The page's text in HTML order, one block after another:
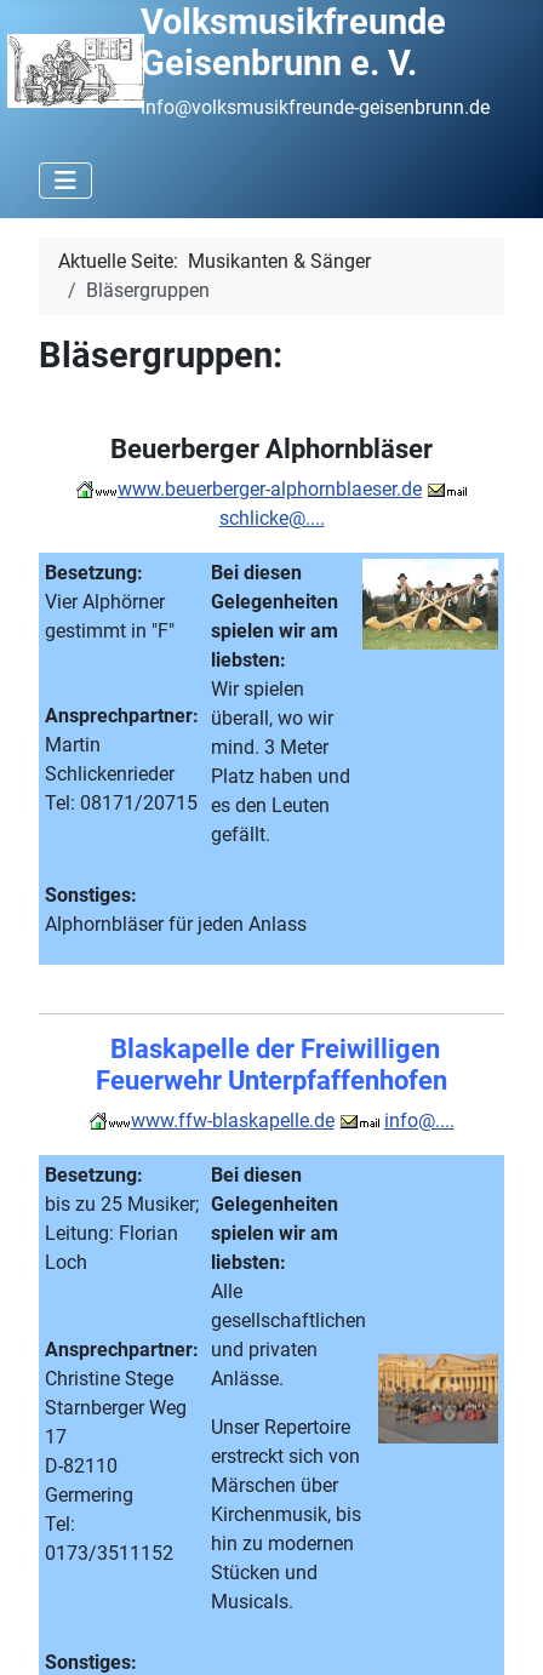
Volksmusikfreunde
Geisenbrunn e. V.
info@volksmusikfreunde-geisenbrunn.de
Aktuelle Seite: Musikanten & Sänger
Bläsergruppen
Bläsergruppen:
Beuerberger Alphornbläser
www.beuerberger-alphornblaeser.de
schlicke@....
Besetzung:
Vier Alphörner
gestimmt in "F"
Bei diesen
Gelegenheiten
spielen wir am
liebsten:
Wir spielen
überall, wo wir
mind. 3 Meter
Platz haben und
es den Leuten
gefällt.
Ansprechpartner:
Martin
Schlickenrieder
Tel: 08171/20715
Sonstiges:
Alphornbläser für jeden Anlass
Blaskapelle der Freiwilligen
Feuerwehr Unterpfaffenhofen
www.ffw-blaskapelle.de info@....
Besetzung:
bis zu 25 Musiker;
Leitung: Florian
Loch
Bei diesen
Gelegenheiten
spielen wir am
liebsten:
Alle
gesellschaftlichen
und privaten
Anlässe.
Unser Repertoire
erstreckt sich von
Märschen über
Kirchenmusik, bis
hin zu modernen
Stücken und
Musicals.
Ansprechpartner:
Christine Stege
Starnberger Weg
17
D-82110
Germering
Tel:
0173/3511152
Sonstiges: